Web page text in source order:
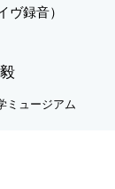
ヴ録音）
ミュージアム